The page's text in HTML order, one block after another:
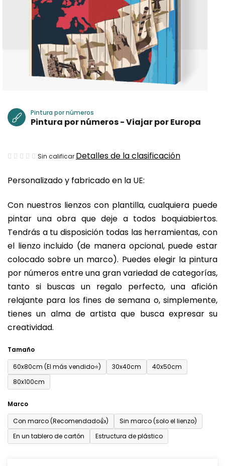
Personalizado y fabricado en la UE:
Con nuestros lienzos con plantilla, cualquiera puede
pintar una obra que deje a todos boquiabiertos.
Tendrás a tu disposición todas las herramientas, con
el lienzo incluido (de manera opcional, puede estar
colocado sobre un marco). Puedes elegir la pintura
por números entre una gran variedad de categorías,
tanto si buscas un regalo perfecto, una afición
relajante para los fines de semana o, simplemente,
tienes un alma de artista que busca expresar su
creatividad.
Tamaño
60x80cm (El más vendido⭐)
30x40cm
40x50cm
80x100cm
Marco
Con marco (Recomendado👍)
Sin marco (solo el lienzo)
En un tablero de cartón
Estructura de plástico
Pintura por números
Pintura por números - Viajar por Europa
La
media
producto
es
de
0,0
sobre
5
estrellas.
Sin calificar Detalles de la clasificación